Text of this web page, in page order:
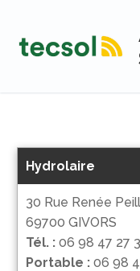
contenu
Hydrolaire
30 Rue Renée
69700 GIVORS
Tél. : 06 98 47 27
Portable : 06 98